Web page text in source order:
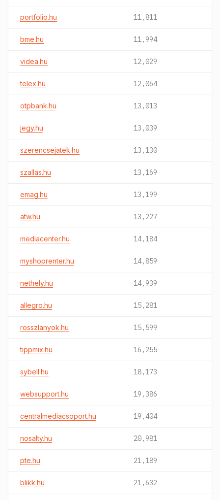
portfolio.hu 11,811
bme.hu 11,994
videa.hu 12,029
telex.hu 12,064
otpbank.hu 13,013
jegy.hu 13,039
szerencsejatek.hu 13,130
szallas.hu 13,169
emag.hu 13,199
atw.hu 13,227
mediacenter.hu 14,184
myshoprenter.hu 14,859
nethely.hu 14,939
allegro.hu 15,281
rosszlanyok.hu 15,599
tippmix.hu 16,255
sybell.hu 18,173
websupport.hu 19,386
centralmediacsoport.hu 19,404
nosalty.hu 20,981
pte.hu 21,189
blikk.hu 21,632